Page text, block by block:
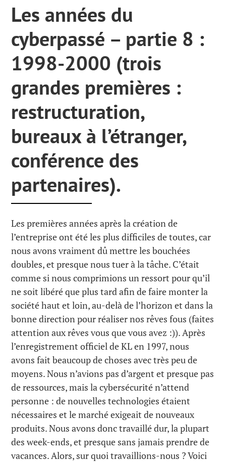
Les années du
cyberpassé – partie 8 :
1998-2000 (trois
grandes premières :
restructuration,
bureaux à l’étranger,
conférence des
partenaires).
Les premières années après la création de
l’entreprise ont été les plus difficiles de toutes, car
nous avons vraiment dû mettre les bouchées
doubles, et presque nous tuer à la tâche. C’était
comme si nous comprimions un ressort pour qu’il
ne soit libéré que plus tard afin de faire monter la
société haut et loin, au-delà de l’horizon et dans la
bonne direction pour réaliser nos rêves fous (faites
attention aux rêves vous que vous avez :)). Après
l’enregistrement officiel de KL en 1997, nous
avons fait beaucoup de choses avec très peu de
moyens. Nous n’avions pas d’argent et presque pas
de ressources, mais la cybersécurité n’attend
personne : de nouvelles technologies étaient
nécessaires et le marché exigeait de nouveaux
produits. Nous avons donc travaillé dur, la plupart
des week-ends, et presque sans jamais prendre de
vacances. Alors, sur quoi travaillions-nous ? Voici